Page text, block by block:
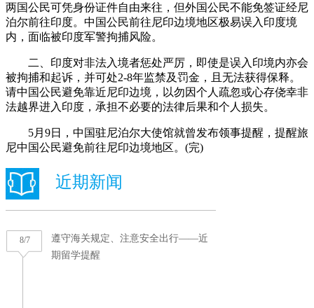
两国公民可凭身份证件自由来往，但外国公民不能免签证经尼
泊尔前往印度。中国公民前往尼印边境地区极易误入印度境
内，面临被印度军警拘捕风险。
二、印度对非法入境者惩处严厉，即使是误入印境内亦会
被拘捕和起诉，并可处2-8年监禁及罚金，且无法获得保释。
请中国公民避免靠近尼印边境，以勿因个人疏忽或心存侥幸非
法越界进入印度，承担不必要的法律后果和个人损失。
5月9日，中国驻尼泊尔大使馆就曾发布领事提醒，提醒旅
尼中国公民避免前往尼印边境地区。(完)